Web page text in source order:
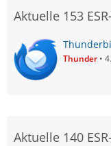
Aktuelle 153
Thunder
Aktuelle 140